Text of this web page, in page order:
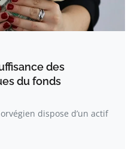
des
du fonds
dispose d’un actif